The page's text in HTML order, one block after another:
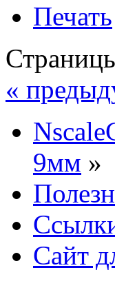
Печать
«
9мм »
Сайт